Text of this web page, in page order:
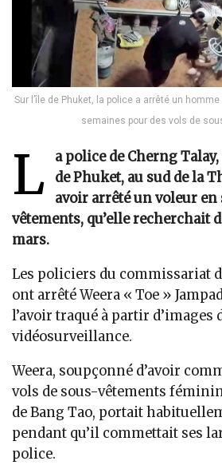
Sur l’île de Phuket, la police a arrêté un
semaines pour des vols de
L
a police de Cherng
de Phuket, au sud de la
avoir arrêté un voleur en
vêtements, qu’elle recherchait
mars.
Les policiers du commissariat
ont arrêté Weera « Toe »
l’avoir traqué à partir d’images
vidéosurveillance.
Weera, soupçonné d’avoir
vols de sous-vêtements
de Bang Tao, portait
pendant qu’il commettait ses
police.